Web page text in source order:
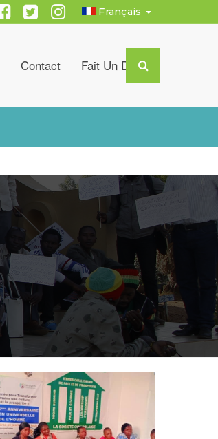
Français
Contact Fait Un Don